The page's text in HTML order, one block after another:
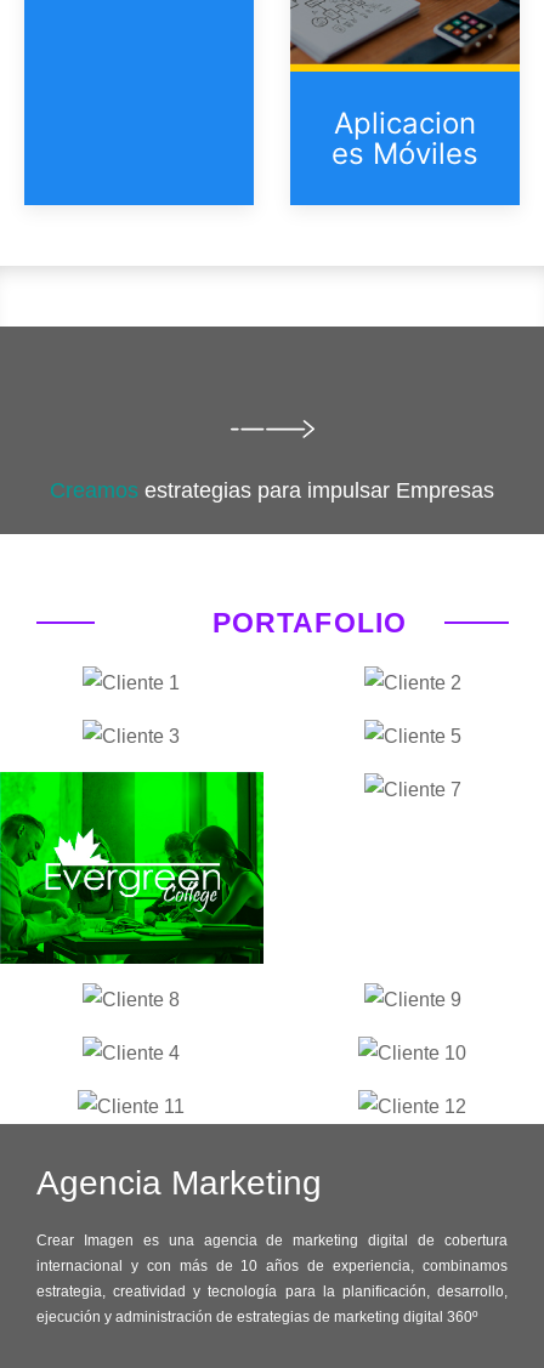
Aplicacion
es Móviles
Creamos estrategias para impulsar Empresas
PORTAFOLIO
Agencia Marketing
Crear Imagen es una agencia de marketing digital de cobertura
internacional y con más de 10 años de experiencia, combinamos
estrategia, creatividad y tecnología para la planificación, desarrollo,
ejecución y administración de estrategias de marketing digital 360º